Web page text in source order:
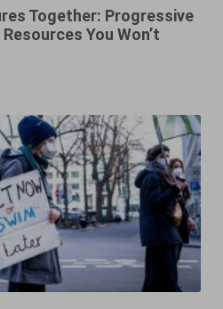
Together: Progressive
You Won’t